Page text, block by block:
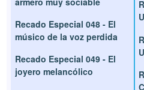
Recado Especial 048 - El
músico de la voz perdida
Recado Especial 049 - El
joyero melancólico